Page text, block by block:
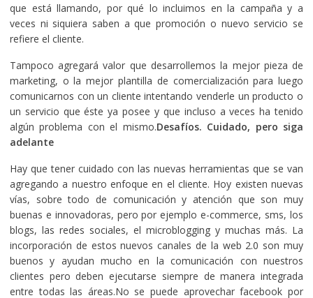
que está llamando, por qué lo incluimos en la campaña y a
veces ni siquiera saben a que promoción o nuevo servicio se
refiere el cliente.
Tampoco agregará valor que desarrollemos la mejor pieza de
marketing, o la mejor plantilla de comercialización para luego
comunicarnos con un cliente intentando venderle un producto o
un servicio que éste ya posee y que incluso a veces ha tenido
algún problema con el mismo.Desafíos. Cuidado, pero siga
adelante
Hay que tener cuidado con las nuevas herramientas que se van
agregando a nuestro enfoque en el cliente. Hoy existen nuevas
vías, sobre todo de comunicación y atención que son muy
buenas e innovadoras, pero por ejemplo e-commerce, sms, los
blogs, las redes sociales, el microblogging y muchas más. La
incorporación de estos nuevos canales de la web 2.0 son muy
buenos y ayudan mucho en la comunicación con nuestros
clientes pero deben ejecutarse siempre de manera integrada
entre todas las áreas.No se puede aprovechar facebook por